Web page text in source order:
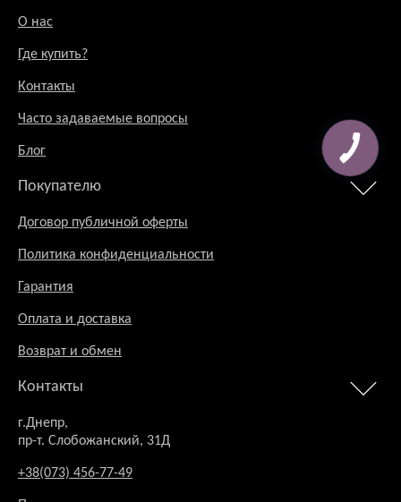
О нас
Где купить?
Контакты
Часто задаваемые вопросы
Блог
Покупателю
Договор публичной оферты
Политика конфиденциальности
Гарантия
Оплата и доставка
Возврат и обмен
Контакты
г.Днепр,
пр-т. Слобожанский, 31Д
+38(073) 456-77-49